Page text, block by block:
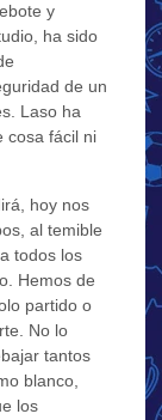
y
ha sido
de un
Laso ha
cosa fácil ni
hoy nos
al temible
todos los
Hemos de
partido o
No lo
tantos
blanco,
los